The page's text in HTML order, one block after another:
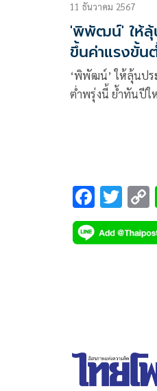
11 ธันวาคม 2567
'พิพัฒน์' ให้ลุ้น
ขึ้นค่าแรงขั้น
‘พิพัฒน์’ ให้ลุ้นปร
ต่ำพรุ่งนี้ ย้ำทันปี
F
ac
e
T
wi
tt